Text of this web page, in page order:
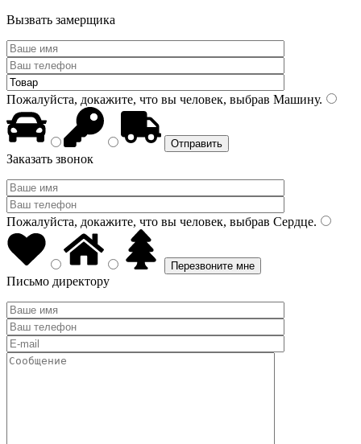
Вызвать замерщика
Пожалуйста, докажите, что вы человек, выбрав Машину.
Заказать звонок
Пожалуйста, докажите, что вы человек, выбрав Сердце.
Письмо директору